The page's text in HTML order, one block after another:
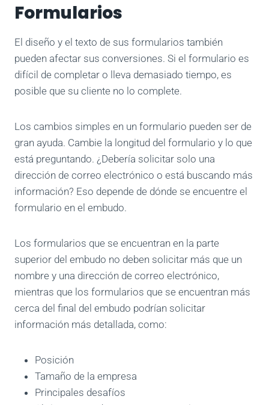
Formularios
El diseño y el texto de sus formularios también
pueden afectar sus conversiones. Si el formulario es
difícil de completar o lleva demasiado tiempo, es
posible que su cliente no lo complete.
Los cambios simples en un formulario pueden ser de
gran ayuda. Cambie la longitud del formulario y lo que
está preguntando. ¿Debería solicitar solo una
dirección de correo electrónico o está buscando más
información? Eso depende de dónde se encuentre el
formulario en el embudo.
Los formularios que se encuentran en la parte
superior del embudo no deben solicitar más que un
nombre y una dirección de correo electrónico,
mientras que los formularios que se encuentran más
cerca del final del embudo podrían solicitar
información más detallada, como:
Posición
Tamaño de la empresa
Principales desafíos